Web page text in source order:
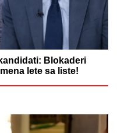
Blokaderi
lete sa liste!